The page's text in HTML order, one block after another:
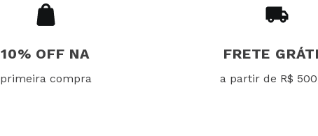
10% OFF NA
primeira compra
FRETE
a partir de R$